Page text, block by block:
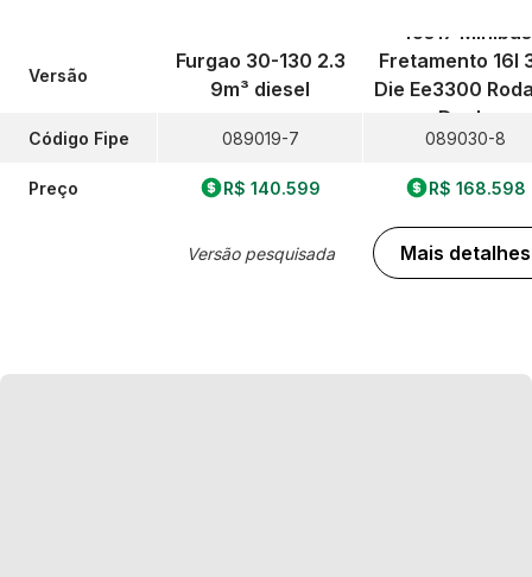
Versão
Código Fipe
Preço
Furgao 30-130 2.3
9m³ diesel
089019-7
R$ 140.599
Versão pesquisada
45s17 Minibus
Fretamento 16l
Die Ee3300
Duplo
089030-8
R$ 168.598
Mais detalhes